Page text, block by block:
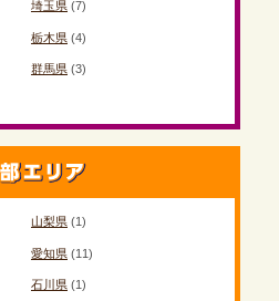
埼玉県(7)
栃木県(4)
群馬県(3)
山梨県(1)
愛知県(11)
石川県(1)